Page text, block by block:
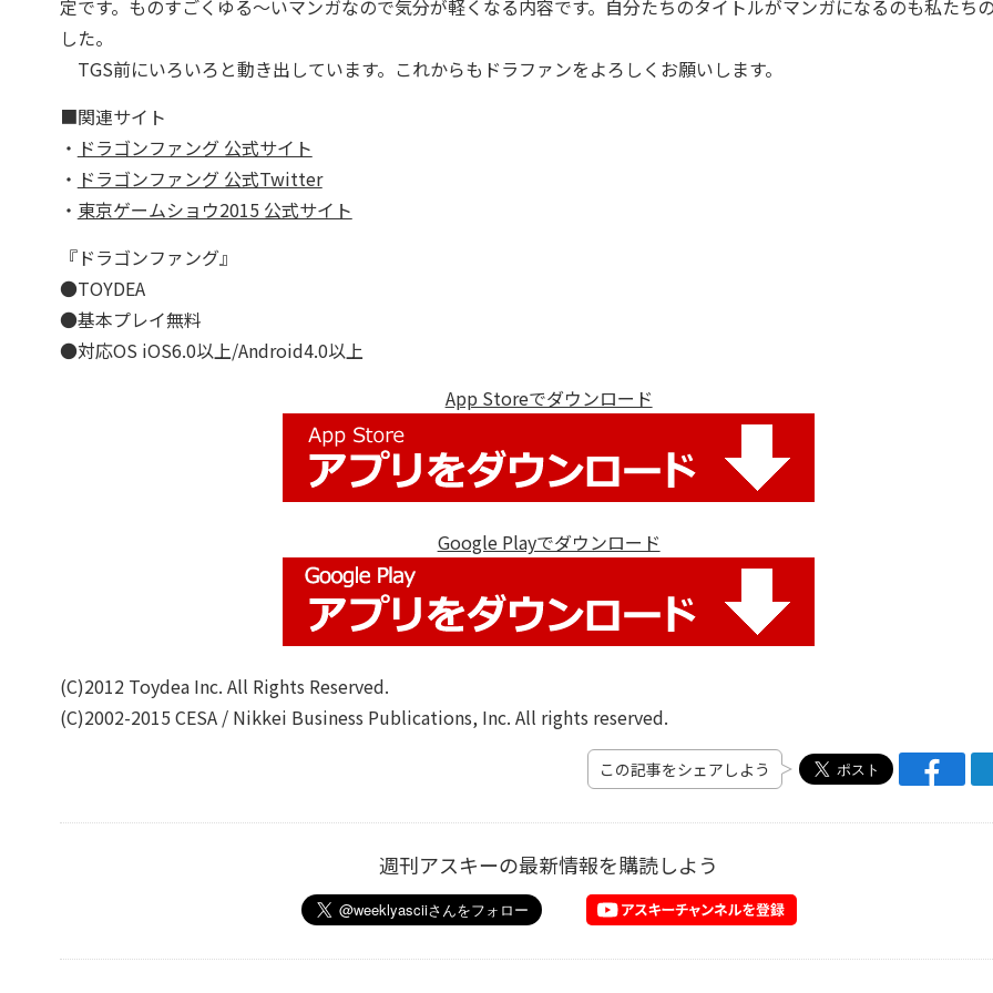
定です。ものすごくゆる～いマンガなので気分が軽くなる内容です。自分たちのタイトルがマンガになるのも私たち
した。
TGS前にいろいろと動き出しています。これからもドラファンをよろしくお願いします。
■関連サイト
・ ドラゴンファング 公式サイト
・ ドラゴンファング 公式Twitter
・ 東京ゲームショウ2015 公式サイト
『ドラゴンファング』
●TOYDEA
●基本プレイ無料
●対応OS iOS6.0以上/Android4.0以上
App Storeでダウンロード
Google Playでダウンロード
(C)2012 Toydea Inc. All Rights Reserved.
(C)2002-2015 CESA / Nikkei Business Publications, Inc. All rights reserved.
この記事をシェアしよう
週刊アスキーの最新情報を購読しよう